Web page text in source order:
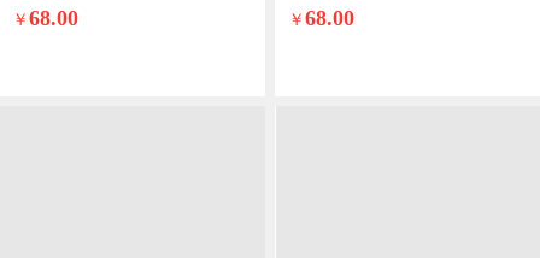
￥68.00
￥ 68.00